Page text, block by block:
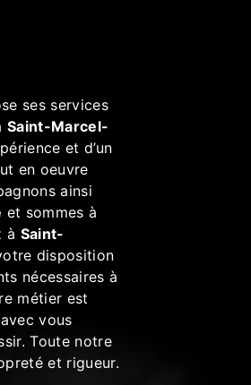
ses services
Saint-Marcel-
et d’un
en oeuvre
ainsi
et sommes à
à Saint-
disposition
nécessaires à
métier est
vous
Toute notre
et rigueur.